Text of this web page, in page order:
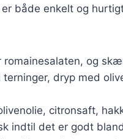
både enkelt og
romainesalaten, og
dryp med
citronsaft,
indtil det er godt